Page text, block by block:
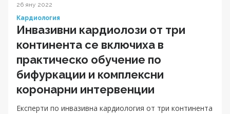
26 яну 2022
Кардиология
Инвазивни кардиолози от три
континента се включиха в
практическо обучение по
бифуркации и комплексни
коронарни интервенции
Експерти по инвазивна кардиология от три континента